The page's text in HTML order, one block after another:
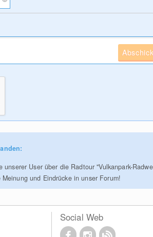
User über die Radtour "Vulkanpark-
und Eindrücke in unser Forum!
Social Web